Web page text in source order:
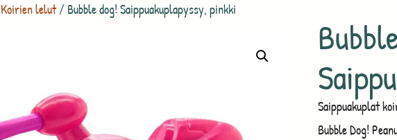
Koirien lelut/ Bubble dog! Saippuakuplapyssy, pinkki
Saippuakuplat
Bubble Dog!